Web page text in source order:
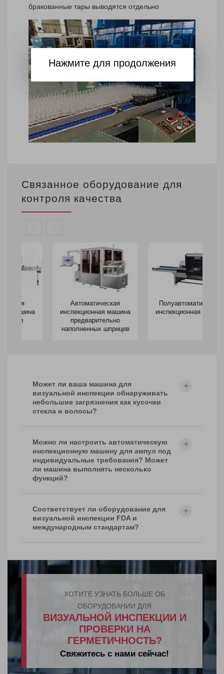
бракованные тары выводятся отдельно
Связанное оборудование для
контроля качества
Автоматическая
инспекционная машина
предварительно
наполненных шприцев
Полуавтоматическая
инспекционная машина
Может ли ваша машина для
визуальной инспекции обнаруживать
небольшие загрязнения как кусочки
стекла и волосы?
Можно ли настроить автоматическую
инспекционную машину для ампул под
индивидуальные требования? Может
ли машина выполнять несколько
функций?
Соответствует ли оборудование для
визуальной инспекции FDA и
международным стандартам?
ХОТИТЕ УЗНАТЬ БОЛЬШЕ ОБ
ОБОРУДОВАНИИ ДЛЯ
ВИЗУАЛЬНОЙ ИНСПЕКЦИИ И
ПРОВЕРКИ НА
ГЕРМЕТИЧНОСТЬ?
Свяжитесь с нами сейчас!
Нажмите для продолжения